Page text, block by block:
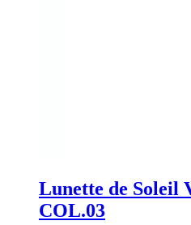
Lunette de Soleil
COL.03